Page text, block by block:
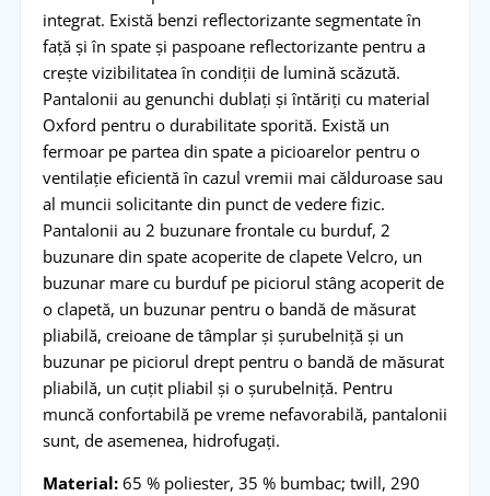
integrat. Există benzi reflectorizante segmentate în
față și în spate și paspoane reflectorizante pentru a
crește vizibilitatea în condiții de lumină scăzută.
Pantalonii au genunchi dublați și întăriți cu material
Oxford pentru o durabilitate sporită. Există un
fermoar pe partea din spate a picioarelor pentru o
ventilație eficientă în cazul vremii mai călduroase sau
al muncii solicitante din punct de vedere fizic.
Pantalonii au 2 buzunare frontale cu burduf, 2
buzunare din spate acoperite de clapete Velcro, un
buzunar mare cu burduf pe piciorul stâng acoperit de
o clapetă, un buzunar pentru o bandă de măsurat
pliabilă, creioane de tâmplar și șurubelniță și un
buzunar pe piciorul drept pentru o bandă de măsurat
pliabilă, un cuțit pliabil și o șurubelniță. Pentru
muncă confortabilă pe vreme nefavorabilă, pantalonii
sunt, de asemenea, hidrofugați.
Material:65 % poliester, 35 % bumbac; twill, 290